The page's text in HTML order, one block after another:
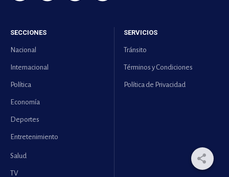
SECCIONES
Nacional
Internacional
Política
Economía
Deportes
Entretenimiento
Salud
TV
SERVICIOS
Tránsito
Términos y Condiciones
Política de Privacidad